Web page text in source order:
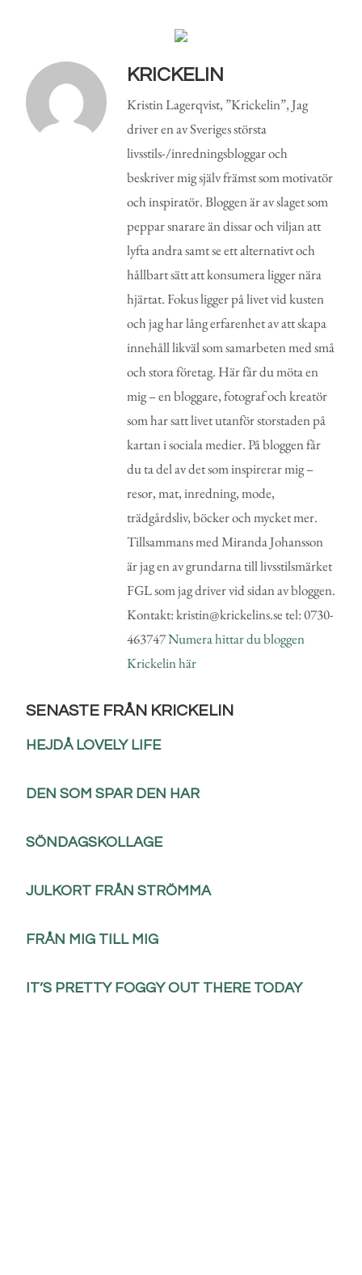
KRICKELIN
Kristin Lagerqvist, ”Krickelin”, Jag
driver en av Sveriges största
livsstils-/inredningsbloggar och
beskriver mig själv främst som motivatör
och inspiratör. Bloggen är av slaget som
peppar snarare än dissar och viljan att
lyfta andra samt se ett alternativt och
hållbart sätt att konsumera ligger nära
hjärtat. Fokus ligger på livet vid kusten
och jag har lång erfarenhet av att skapa
innehåll likväl som samarbeten med små
och stora företag. Här får du möta en
mig – en bloggare, fotograf och kreatör
som har satt livet utanför storstaden på
kartan i sociala medier. På bloggen får
du ta del av det som inspirerar mig –
resor, mat, inredning, mode,
trädgårdsliv, böcker och mycket mer.
Tillsammans med Miranda Johansson
är jag en av grundarna till livsstilsmärket
FGL som jag driver vid sidan av bloggen.
Kontakt: kristin@krickelins.se tel: 0730-
463747Numera hittar du bloggen
Krickelin här
SENASTE FRÅN KRICKELIN
HEJDÅ LOVELY LIFE
DEN SOM SPAR DEN HAR
SÖNDAGSKOLLAGE
JULKORT FRÅN STRÖMMA
FRÅN MIG TILL MIG
IT’S PRETTY FOGGY OUT THERE TODAY